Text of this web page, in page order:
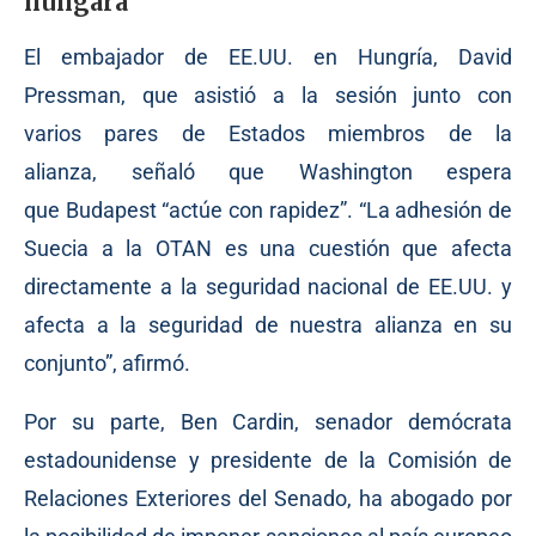
El embajador de EE.UU. en Hungría, David
Pressman, que asistió a la sesión junto con
varios pares de Estados miembros de la
alianza, señalóque Washington espera
que Budapest “actúe con rapidez”. “La adhesión de
Suecia a la OTAN es una cuestión que afecta
directamente a la seguridad nacional de EE.UU. y
afecta a la seguridad de nuestra alianza en su
conjunto”, afirmó.
Por su parte, Ben Cardin, senador demócrata
estadounidense y presidente de la Comisión de
Relaciones Exteriores del Senado, ha abogado por